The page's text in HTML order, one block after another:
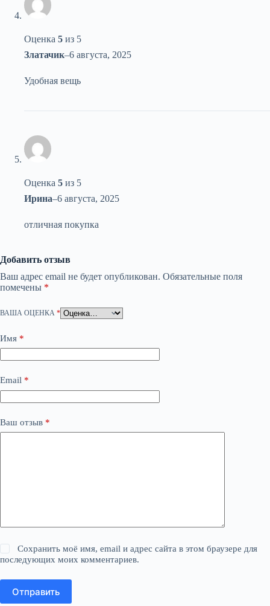
Оценка 5 из 5
Златачик–6 августа, 2025
Удобная вещь
Оценка 5 из 5
Ирина–6 августа, 2025
отличная покупка
Добавить отзыв
Ваш адрес email не будет опубликован. Обязательные поля
помечены *
ВАША ОЦЕНКА *
Имя *
Email *
Ваш отзыв *
Сохранить моё имя, email и адрес сайта в этом браузере для
последующих моих комментариев.
Отправить